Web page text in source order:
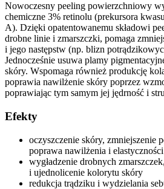
Nowoczesny peeling powierzchniowy
chemiczne 3% retinolu (prekursora
A). Dzięki opatentowanemu składowi
drobne linie i zmarszczki, pomaga
i jego następstw (np. blizn
Jednocześnie usuwa plamy
skóry. Wspomaga również produkcję
poprawia nawilżenie skóry poprzez
poprawiając tym samym jej jędrność i
Efekty
oczyszczenie skóry, zmniejszenie
poprawa nawilżenia i elastyczności
wygładzenie drobnych
i ujednolicenie kolorytu skóry
redukcja trądziku i wydzielania